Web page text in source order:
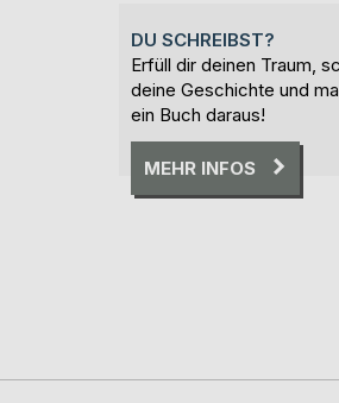
DU SCHREIBST?
Erfüll dir deinen Traum,
deine Geschichte und
ein Buch daraus!
MEHR INFOS